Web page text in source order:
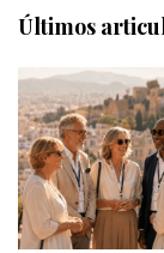
Últimos